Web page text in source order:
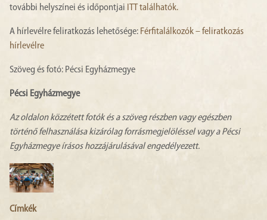
további helyszínei és időpontjai ITT találhatók.
A hírlevélre feliratkozás lehetősége: Férfitalálkozók – feliratkozás
hírlevélre
Szöveg és fotó: Pécsi Egyházmegye
Pécsi Egyházmegye
Az oldalon közzétett fotók és a szöveg részben vagy egészben
történő felhasználása kizárólag forrásmegjelöléssel vagy a Pécsi
Egyházmegye írásos hozzájárulásával engedélyezett.
Címkék